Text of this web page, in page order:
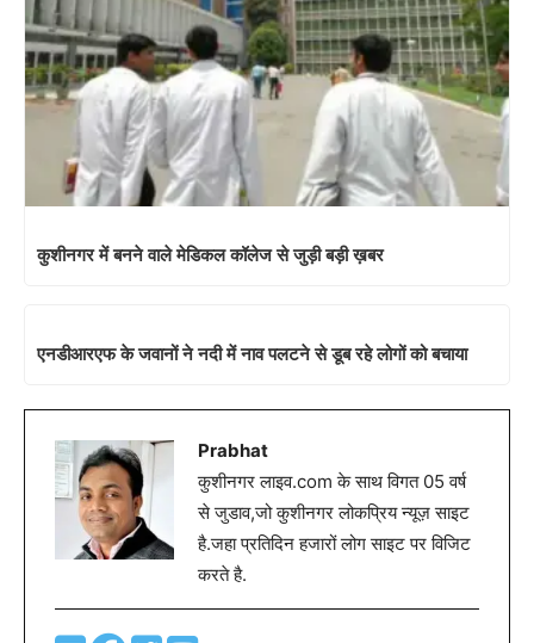
कुशीनगर में बनने वाले मेडिकल कॉलेज से जुड़ी बड़ी ख़बर
एनडीआरएफ के जवानों ने नदी में नाव पलटने से डूब रहे लोगों को बचाया
Prabhat
कुशीनगर लाइव.com के साथ विगत 05 वर्ष
से जुडाव,जो कुशीनगर लोकप्रिय न्यूज़ साइट
है.जहा प्रतिदिन हजारों लोग साइट पर विजिट
करते है.